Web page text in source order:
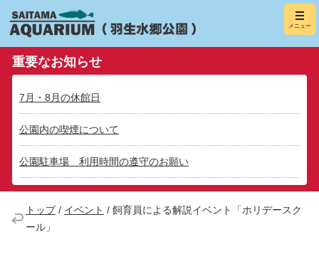
羽生水郷
（さいたま水
メニュー
重要なお知らせ
7月・8月の休館日
公園内の喫煙について
公園駐車場 利用時間の遵守のお願い
トップ/ イベント / 飼育員による解説イベント「ホリデースク
ール」